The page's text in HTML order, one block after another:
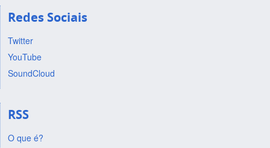
Redes Sociais
Twitter
YouTube
SoundCloud
RSS
O que é?